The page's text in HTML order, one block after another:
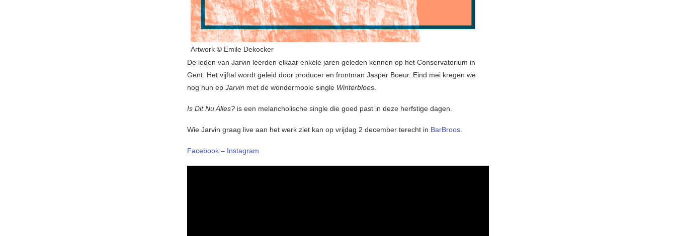
Artwork © Emile Dekocker
De leden van Jarvin leerden elkaar enkele jaren geleden kennen op het Conservatorium in
Gent. Het vijftal wordt geleid door producer en frontman Jasper Boeur. Eind mei kregen we
nog hun ep Jarvin met de wondermooie single Winterbloes.
Is Dit Nu Alles? is een melancholische single die goed past in deze herfstige dagen.
Wie Jarvin graag live aan het werk ziet kan op vrijdag 2 december terecht in BarBroos.
Facebook – Instagram